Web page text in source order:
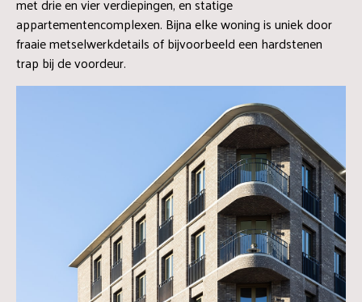
appartementencomplexen. Bijna elke woning is uniek door
fraaie metselwerkdetails of bijvoorbeeld een hardstenen
trap bij de voordeur.